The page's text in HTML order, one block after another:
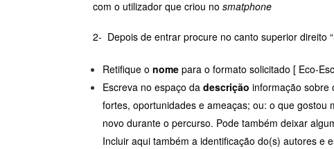
com o utilizador que criou nosmatphone
2- Depois de entrar procure no canto superior direito
Retifique onome para o formato solicitado [ Eco-
Escreva no espaço dadescrição informação sobre
fortes, oportunidades e ameaças; ou: o que
novo durante o percurso. Pode também deixar
Incluir aqui também a identificação do(s) autores e